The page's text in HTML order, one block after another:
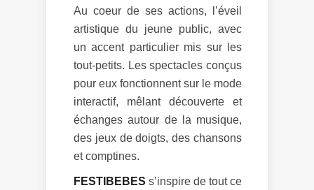
Au coeur de ses actions, l’éveil
artistique du jeune public, avec
un accent particulier mis sur les
tout-petits. Les spectacles conçus
pour eux fonctionnent sur le mode
interactif, mêlant découverte et
échanges autour de la musique,
des jeux de doigts, des chansons
et comptines.
FESTIBEBES s’inspire de tout ce